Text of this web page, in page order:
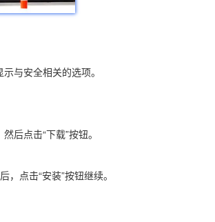
与安全相关的选项。
后点击“下载”按钮。
点击“安装”按钮继续。